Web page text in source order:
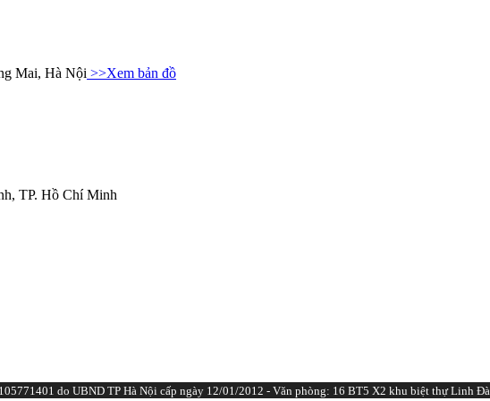
Mai, Hà Nội >>Xem bản đồ
TP. Hồ Chí Minh
do UBND TP Hà Nội cấp ngày 12/01/2012 - Văn phòng: 16 BT5 X2 khu biệt thự Linh